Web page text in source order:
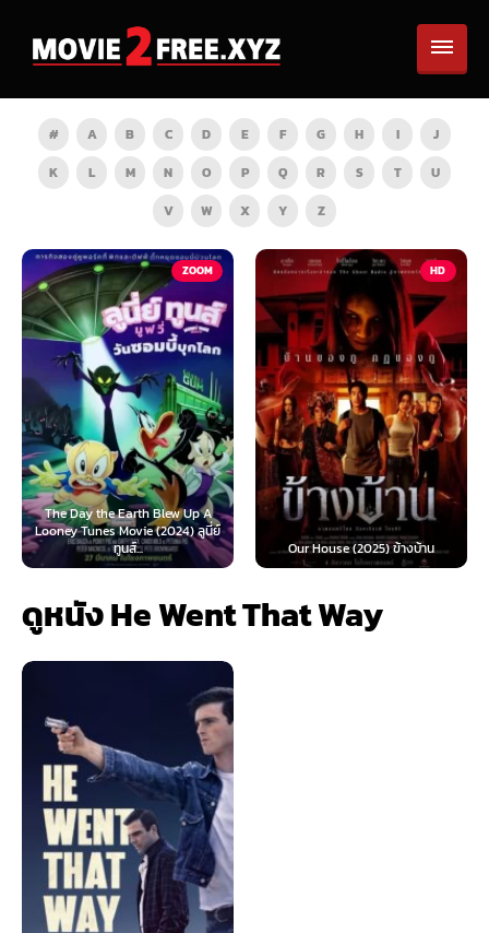
# A B C D E F G H I
J
K
L M N O P Q R S T
U
V
W X Y Z
ZOOM
Earth Blew Up A
Movie (2024) ลูนี่ย์
ทูนส์...
HD
Our House (2025) ข้างบ้าน
TV
Teach You a
นี้ต้องโ
ดูหนัง He Went That Way